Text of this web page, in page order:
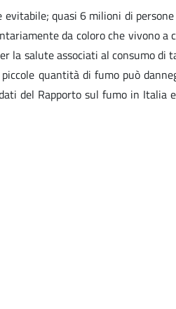
quasi 6 milioni di
da coloro che vivono
la salute associati al consumo di
quantità di fumo può
del Rapporto sul fumo in